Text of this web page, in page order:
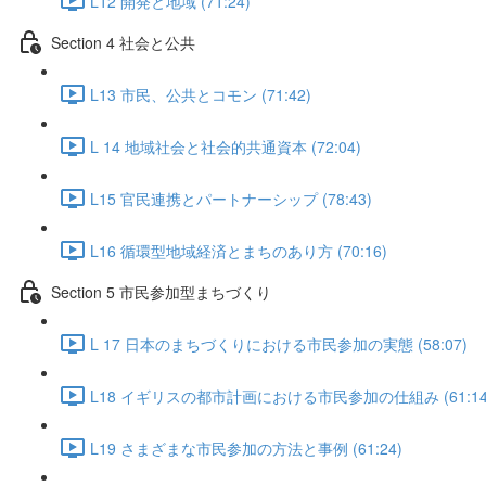
Section 4 社会と公共
L13 市民、公共とコモン (71:42)
L 14 地域社会と社会的共通資本 (72:04)
L15 官民連携とパートナーシップ (78:43)
L16 循環型地域経済とまちのあり方 (70:16)
Section 5 市民参加型まちづくり
L 17 日本のまちづくりにおける市民参加の実態 (58:07)
L18 イギリスの都市計画における市民参加の仕組み
L19 さまざまな市民参加の方法と事例 (61:24)